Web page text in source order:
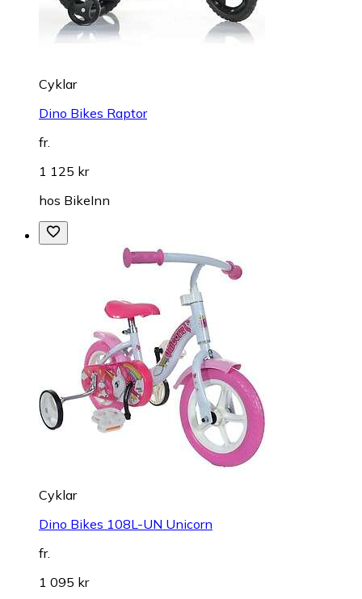
Cyklar
Dino Bikes Raptor
fr.
1 125 kr
hos BikeInn
Cyklar
Dino Bikes 108L-UN Unicorn
fr.
1 095 kr